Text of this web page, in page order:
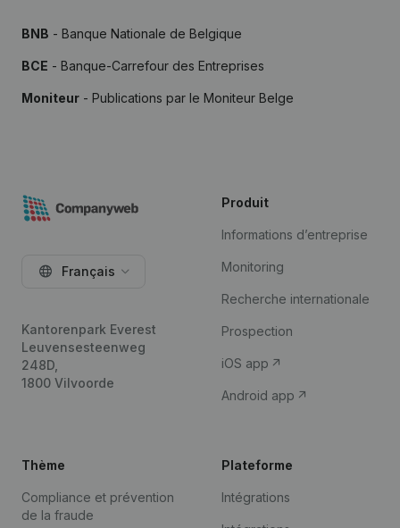
BNB - Banque Nationale de Belgique
BCE - Banque-Carrefour des Entreprises
Moniteur - Publications par le Moniteur Belge
Français
Kantorenpark Everest
Leuvensesteenweg
248D,
1800 Vilvoorde
Produit
Informations d’entreprise
Monitoring
Recherche internationale
Prospection
iOS app
Android app
Thème
Compliance et prévention
de la fraude
Plateforme
Intégrations